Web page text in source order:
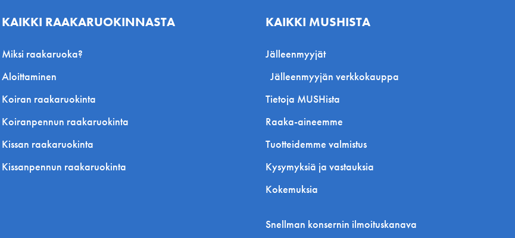
KAIKKI RAAKARUOKINNASTA
Miksi raakaruoka?
Aloittaminen
Koiran raakaruokinta
Koiranpennun raakaruokinta
Kissan raakaruokinta
Kissanpennun raakaruokinta
KAIKKI MUSHISTA
Jälleenmyyjät
Jälleenmyyjän verkkokauppa
Tietoja MUSHista
Raaka-aineemme
Tuotteidemme valmistus
Kysymyksiä ja vastauksia
Kokemuksia
Snellman konsernin ilmoituskanava